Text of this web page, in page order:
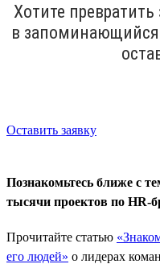
Хотите
в
Оставить заявку
Познакомьтесь ближе с
тысячи проектов по HR-
Прочитайте статью
его людей» о лидерах